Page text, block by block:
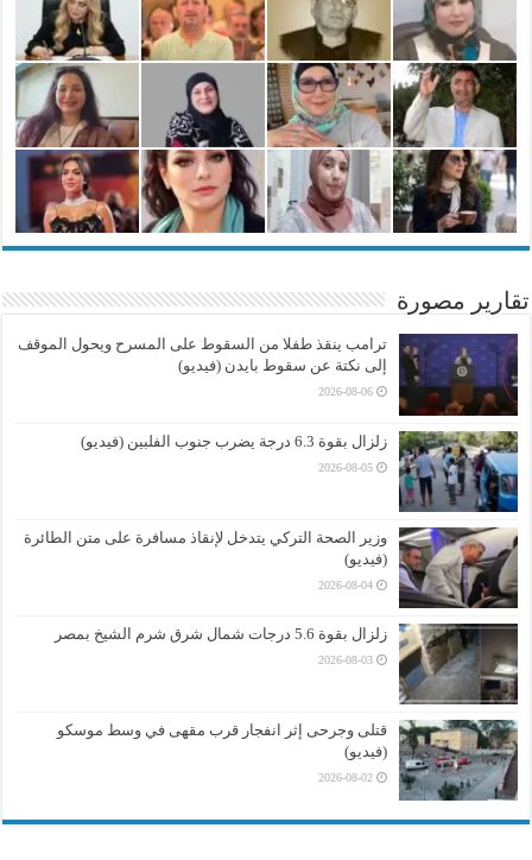
تقارير مصورة
ترامب ينقذ طفلا من السقوط على المسرح ويحول الموقف
إلى نكتة عن سقوط بايدن (فيديو)
2026-08-06
زلزال بقوة 6.3 درجة يضرب جنوب الفلبين (فيديو)
2026-08-05
وزير الصحة التركي يتدخل لإنقاذ مسافرة على متن الطائرة
(فيديو)
2026-08-04
زلزال بقوة 5.6 درجات شمال شرق شرم الشيخ بمصر
2026-08-03
قتلى وجرحى إثر انفجار قرب مقهى في وسط موسكو
(فيديو)
2026-08-02